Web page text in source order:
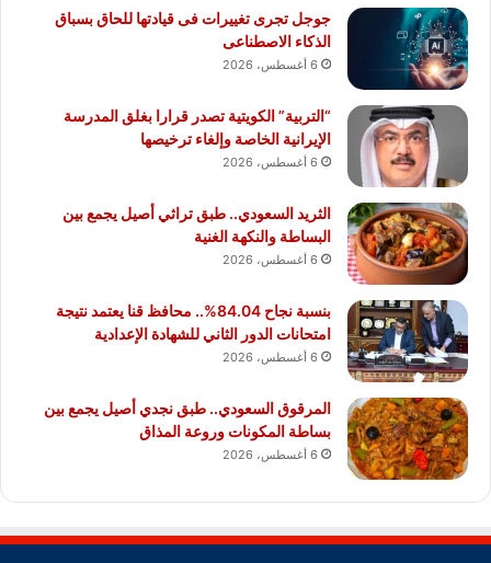
جوجل تجرى تغييرات فى قيادتها للحاق بسباق
الذكاء الاصطناعى
6 أغسطس، 2026
“التربية” الكويتية تصدر قرارا بغلق المدرسة
الإيرانية الخاصة وإلغاء ترخيصها
6 أغسطس، 2026
الثريد السعودي.. طبق تراثي أصيل يجمع بين
البساطة والنكهة الغنية
6 أغسطس، 2026
بنسبة نجاح 84.04%.. محافظ قنا يعتمد نتيجة
امتحانات الدور الثاني للشهادة الإعدادية
6 أغسطس، 2026
المرقوق السعودي.. طبق نجدي أصيل يجمع بين
بساطة المكونات وروعة المذاق
6 أغسطس، 2026